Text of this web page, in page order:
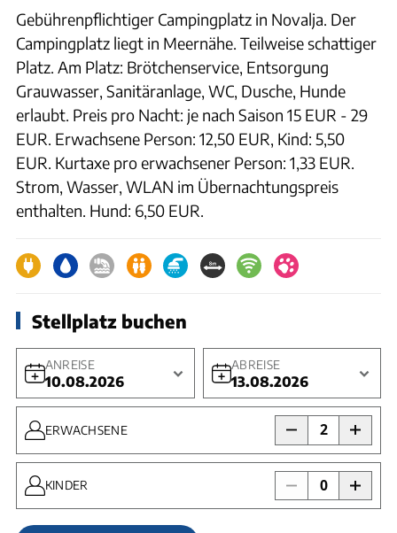
Gebührenpflichtiger Campingplatz in Novalja. Der
Campingplatz liegt in Meernähe. Teilweise schattiger
Platz. Am Platz: Brötchenservice, Entsorgung
Grauwasser, Sanitäranlage, WC, Dusche, Hunde
erlaubt. Preis pro Nacht: je nach Saison 15 EUR - 29
EUR. Erwachsene Person: 12,50 EUR, Kind: 5,50
EUR. Kurtaxe pro erwachsener Person: 1,33 EUR.
Strom, Wasser, WLAN im Übernachtungspreis
enthalten. Hund: 6,50 EUR.
Stellplatz buchen
ANREISE
10.08.2026
ABREISE
13.08.2026
ERWACHSENE 2
KINDER 0